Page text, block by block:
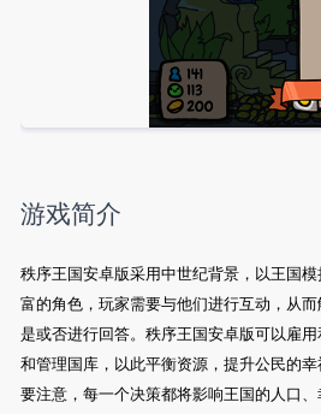
游戏简介
秩序王国安卓版采用中世纪背景，以王国
富的角色，玩家需要与他们进行互动，从
是或否进行回答。秩序王国安卓版可以雇
和管理国库，以此平衡资源，提升公民的
要注意，每一个决策都将影响王国的人口、